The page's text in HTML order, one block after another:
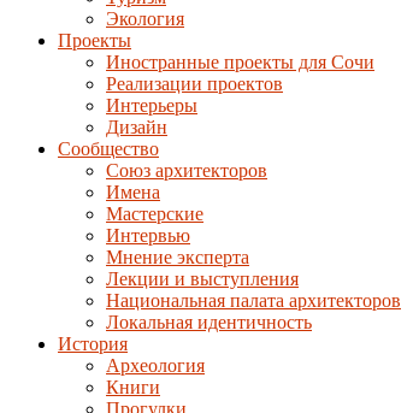
Экология
Проекты
Иностранные проекты для Сочи
Реализации проектов
Интерьеры
Дизайн
Сообщество
Союз архитекторов
Имена
Мастерские
Интервью
Мнение эксперта
Лекции и выступления
Национальная палата архитекторов
Локальная идентичность
История
Археология
Книги
Прогулки